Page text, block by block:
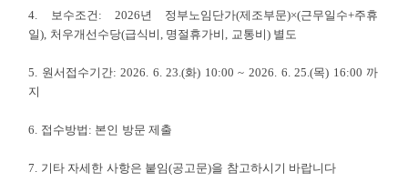
4. 보수조건 : 2026년 정부노임단가(제조부문)×(근무일수+주휴
일), 처우개선수당(급식비, 명절휴가비, 교통비) 별도
5. 원서접수기간: 2026. 6. 23.(화) 10:00 ~ 2026. 6. 25.(목) 16:00 까
지
6. 접수방법 : 본인 방문 제출
7. 기타 자세한 사항은 붙임(공고문)을 참고하시기 바랍니다